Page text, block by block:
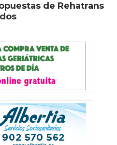
de Rehatrans